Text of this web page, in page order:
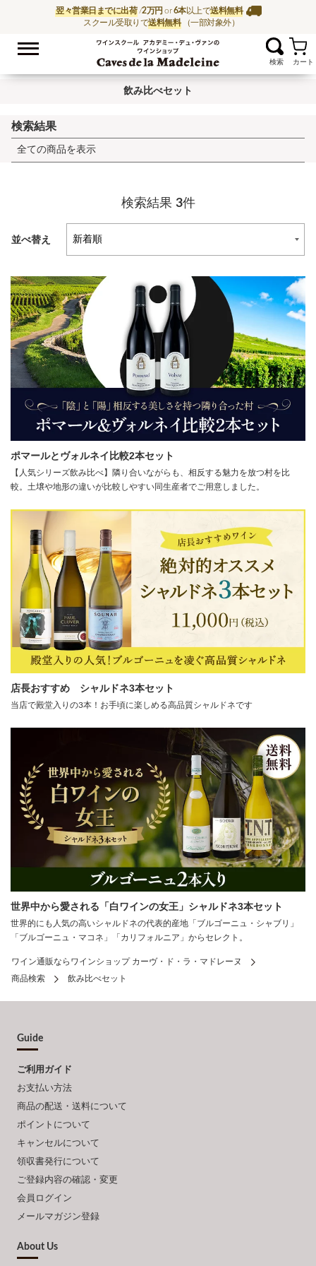
翌々営業日までに出荷/2万円 or6本以上で送料無料
スクール受取りで送料無料 （一部対象外）
ワイン通販ならワイ
お気に入
飲み比べセット
検索結果
全ての商品を表示
検索結果 3件
並べ替え
ポマールとヴォルネイ比較2本セット
【人気シリーズ飲み比べ】隣り合いながらも、相反する魅力を放つ村を比
較。土壌や地形の違いが比較しやすい同生産者でご用意しました。
店長おすすめ シャルドネ3本セット
当店で殿堂入りの3本！お手頃に楽しめる高品質シャルドネです
世界中から愛される「白ワインの女王」シャルドネ3本セット
世界的にも人気の高いシャルドネの代表的産地「ブルゴーニュ・シャブリ」
「ブルゴーニュ・マコネ」「カリフォルニア」からセレクト。
ワイン通販ならワインショップ カーヴ・ド・ラ・マドレーヌ
商品検索
飲み比べセット
Guide
ご利用ガイド
お支払い方法
商品の配送・送料について
ポイントについて
キャンセルについて
領収書発行について
ご登録内容の確認・変更
会員ログイン
メールマガジン登録
About Us